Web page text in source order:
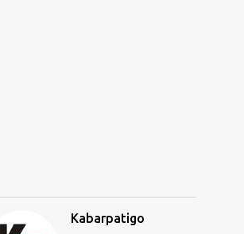
Kabarpatigo